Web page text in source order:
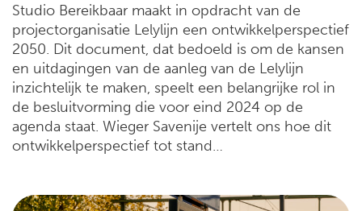
Studio Bereikbaar maakt in opdracht van de
projectorganisatie Lelylijn een ontwikkelperspectief
2050. Dit document, dat bedoeld is om de kansen
en uitdagingen van de aanleg van de Lelylijn
inzichtelijk te maken, speelt een belangrijke rol in
de besluitvorming die voor eind 2024 op de
agenda staat. Wieger Savenije vertelt ons hoe dit
ontwikkelperspectief tot stand…